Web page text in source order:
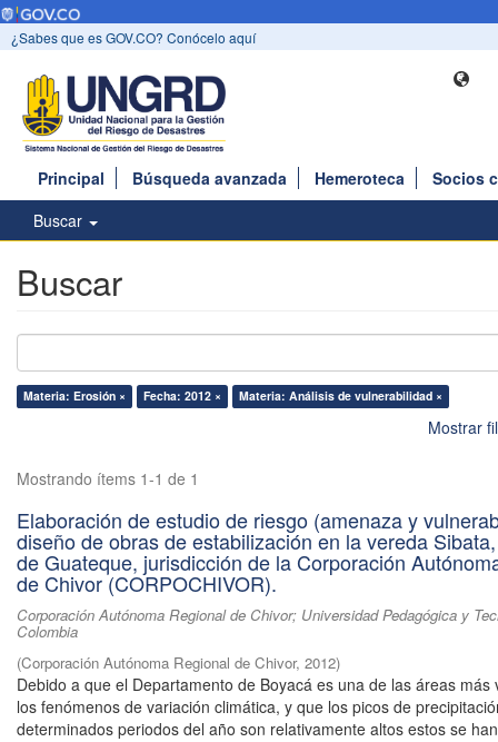
¿Sabes que es GOV.CO? Conócelo aquí
Principal Búsqueda avanzada Hemeroteca
Socios
Buscar
Buscar
Materia: Erosión × Fecha: 2012 × Materia: Análisis de vulnerabilidad ×
Mostrar
Mostrando ítems 1-1 de 1
Elaboración de estudio de riesgo (amenaza y
diseño de obras de estabilización en la vereda
de Guateque, jurisdicción de la Corporación
de Chivor (CORPOCHIVOR).
Corporación Autónoma Regional de Chivor; Universidad Pedagógica y
Colombia
(Corporación Autónoma Regional de Chivor, 2012)
Debido a que el Departamento de Boyacá es una de las áreas más
los fenómenos de variación climática, y que los picos de
determinados periodos del año son relativamente altos estos se